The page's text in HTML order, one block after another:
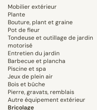
Mobilier extérieur
Plante
Bouture, plant et graine
Pot de fleur
Tondeuse et outillage de jardin
motorisé
Entretien du jardin
Barbecue et plancha
Piscine et spa
Jeux de plein air
Bois et bûche
Pierre, gravats, remblais
Autre équipement extérieur
Bricolage